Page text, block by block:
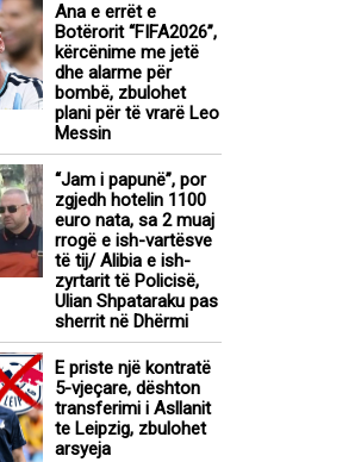
Ana e errët e
Botërorit “FIFA2026”,
kërcënime me jetë
dhe alarme për
bombë, zbulohet
plani për të vrarë Leo
Messin
“Jam i papunë”, por
zgjedh hotelin 1100
euro nata, sa 2 muaj
rrogë e ish-vartësve
të tij/ Alibia e ish-
zyrtarit të Policisë,
Ulian Shpataraku pas
sherrit në Dhërmi
E priste një kontratë
5-vjeçare, dështon
transferimi i Asllanit
te Leipzig, zbulohet
arsyeja